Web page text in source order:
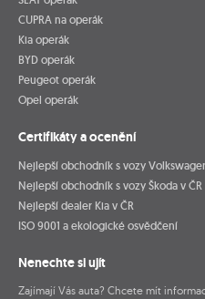
CUPRA na operák
Kia operák
BYD operák
Peugeot operák
Opel operák
Certifikáty a ocenění
Nejlepší obchodník s vozy
Nejlepší obchodník s vozy Škoda v ČR
Nejlepší dealer Kia v ČR
ISO 9001 a ekologické osvědčení
Nenechte si ujít
Zajímají Vás auta? Chcete mít